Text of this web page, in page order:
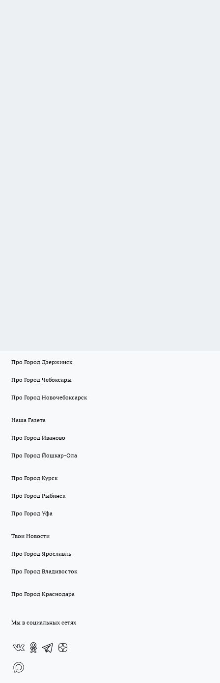
Про Город Дзержинск
Про Город Чебоксары
Про Город Новочебоксарск
Наша Газета
Про Город Иваново
Про Город Йошкар-Ола
Про Город Курск
Про Город Рыбинск
Про Город Уфа
Твои Новости
Про Город Ярославль
Про Город Владивосток
Про Город Краснодара
Мы в социальных сетях